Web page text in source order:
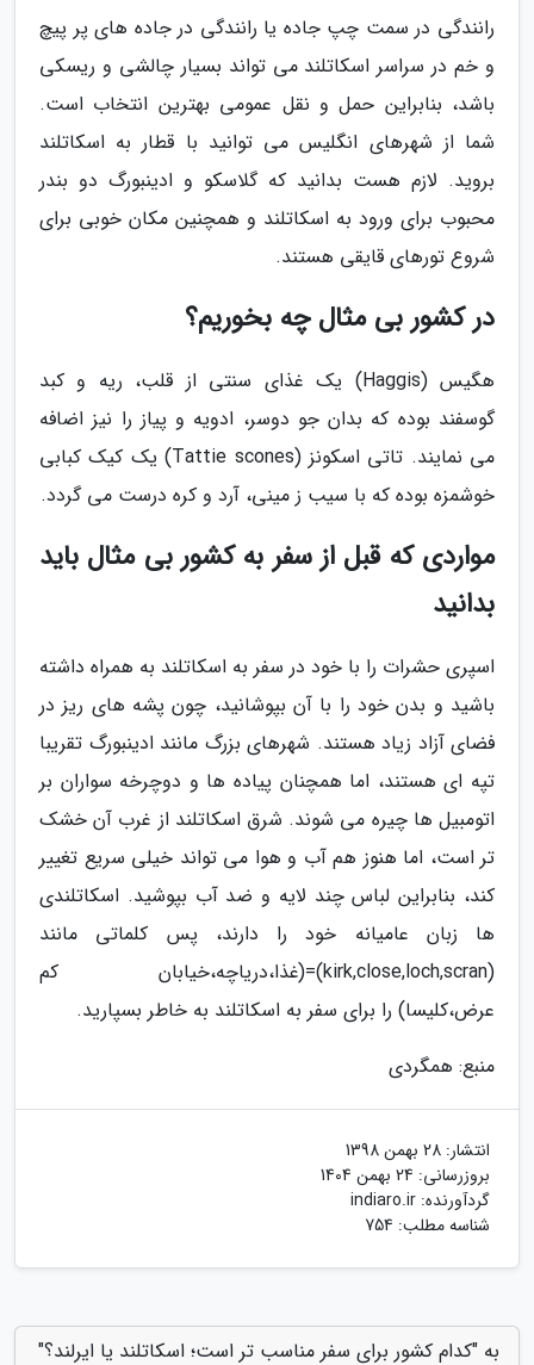
رانندگی در سمت چپ جاده یا رانندگی در جاده های پر پیچ
و خم در سراسر اسکاتلند می تواند بسیار چالشی و ریسکی
باشد، بنابراین حمل و نقل عمومی بهترین انتخاب است.
شما از شهرهای انگلیس می توانید با قطار به اسکاتلند
بروید. لازم هست بدانید که گلاسکو و ادینبورگ دو بندر
محبوب برای ورود به اسکاتلند و همچنین مکان خوبی برای
شروع تورهای قایقی هستند.
در کشور بی مثال چه بخوریم؟
هگیس (Haggis) یک غذای سنتی از قلب، ریه و کبد
گوسفند بوده که بدان جو دوسر، ادویه و پیاز را نیز اضافه
می نمایند. تاتی اسکونز (Tattie scones) یک کیک کبابی
خوشمزه بوده که با سیب ز مینی، آرد و کره درست می گردد.
مواردی که قبل از سفر به کشور بی مثال باید
بدانید
اسپری حشرات را با خود در سفر به اسکاتلند به همراه داشته
باشید و بدن خود را با آن بپوشانید، چون پشه های ریز در
فضای آزاد زیاد هستند. شهرهای بزرگ مانند ادینبورگ تقریبا
تپه ای هستند، اما همچنان پیاده ها و دوچرخه سواران بر
اتومبیل ها چیره می شوند. شرق اسکاتلند از غرب آن خشک
تر است، اما هنوز هم آب و هوا می تواند خیلی سریع تغییر
کند، بنابراین لباس چند لایه و ضد آب بپوشید. اسکاتلندی
ها زبان عامیانه خود را دارند، پس کلماتی مانند
(kirk,close,loch,scran)=(غذا،دریاچه،خیابان کم
عرض،کلیسا) را برای سفر به اسکاتلند به خاطر بسپارید.
منبع: همگردی
انتشار: 28 بهمن 1398
بروزرسانی: 24 بهمن 1404
گردآورنده: indiaro.ir
شناسه مطلب: 754
به "کدام کشور برای سفر مناسب تر است؛ اسکاتلند یا ایرلند؟"